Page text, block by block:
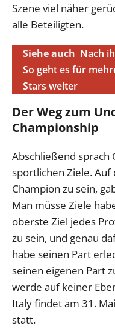
Szene viel näher
alle Beteiligten.
Siehe auch Nach
So geht es für
Stars weiter
Der Weg zum
Championship
Abschließend sprach
sportlichen Ziele. Auf
Champion zu sein,
Man müsse Ziele
oberste Ziel jedes
zu sein, und genau
habe seinen Part
seinen eigenen Part
werde auf keiner
Italy findet am 31.
statt.